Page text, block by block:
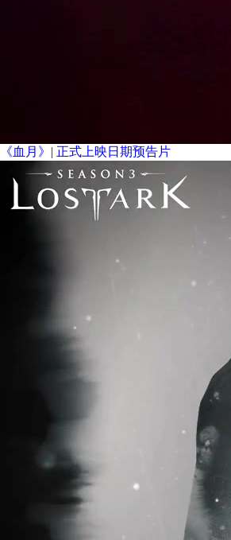
《血月》| 正式上映日期预告片